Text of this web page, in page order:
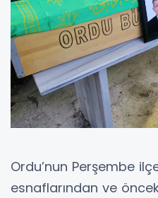
Ordu’nun Perşembe
esnaflarından ve